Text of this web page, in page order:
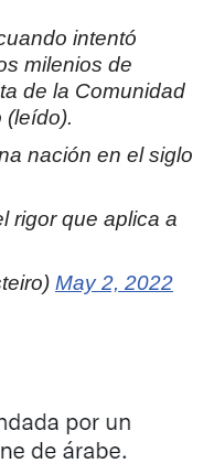
intentó
milenios de
de la Comunidad
(leído).
nación en el siglo
rigor que aplica a
May 2, 2022